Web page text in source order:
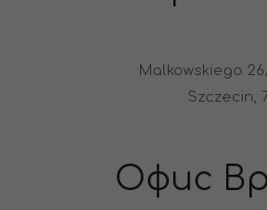
Malkowskiego
Szczecin,
Офис